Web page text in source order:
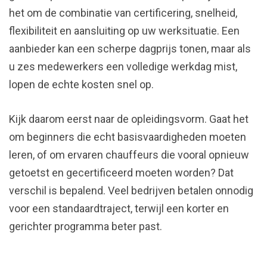
het om de combinatie van certificering, snelheid,
flexibiliteit en aansluiting op uw werksituatie. Een
aanbieder kan een scherpe dagprijs tonen, maar als
u zes medewerkers een volledige werkdag mist,
lopen de echte kosten snel op.
Kijk daarom eerst naar de opleidingsvorm. Gaat het
om beginners die echt basisvaardigheden moeten
leren, of om ervaren chauffeurs die vooral opnieuw
getoetst en gecertificeerd moeten worden? Dat
verschil is bepalend. Veel bedrijven betalen onnodig
voor een standaardtraject, terwijl een korter en
gerichter programma beter past.